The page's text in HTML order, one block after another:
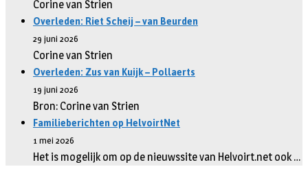
Corine van Strien
Overleden: Riet Scheij – van Beurden
29 juni 2026
Corine van Strien
Overleden: Zus van Kuijk – Pollaerts
19 juni 2026
Bron: Corine van Strien
Familieberichten op HelvoirtNet
1 mei 2026
Het is mogelijk om op de nieuwssite van Helvoirt.net ook …